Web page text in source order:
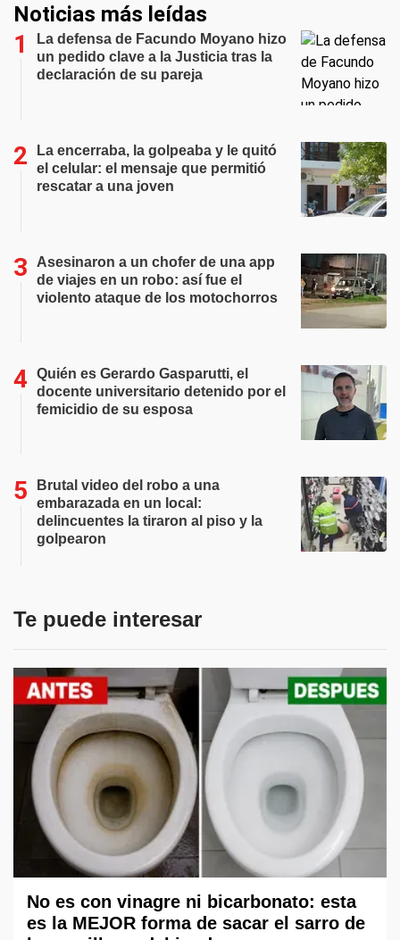
Noticias más leídas
La defensa de Facundo Moyano hizo
un pedido clave a la Justicia tras la
declaración de su pareja
La encerraba, la golpeaba y le quitó
el celular: el mensaje que permitió
rescatar a una joven
Asesinaron a un chofer de una app
de viajes en un robo: así fue el
violento ataque de los motochorros
Quién es Gerardo Gasparutti, el
docente universitario detenido por el
femicidio de su esposa
Brutal video del robo a una
embarazada en un local:
delincuentes la tiraron al piso y la
golpearon
Te puede interesar
No es con vinagre ni bicarbonato: esta
es la MEJOR forma de sacar el sarro de